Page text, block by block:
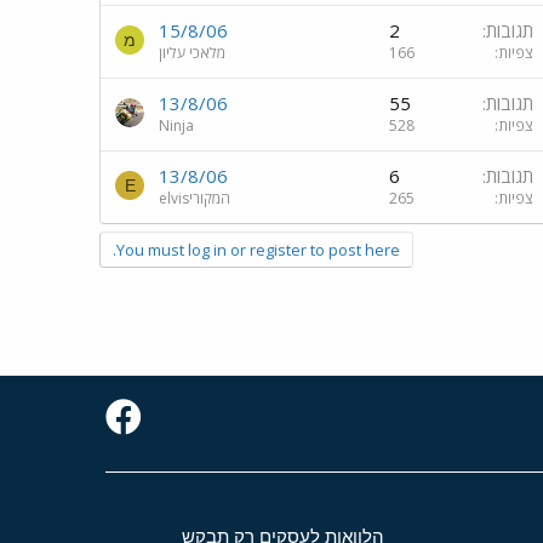
תגובות 2
צפיות 166
15/8/06
מלאכי עליון
מ
תגובות 55
צפיות 528
13/8/06
Ninja
תגובות 6
צפיות 265
13/8/06
elvisהמקורי
E
You must log in or register to post here.
הלוואות לעסקים רק תבקש